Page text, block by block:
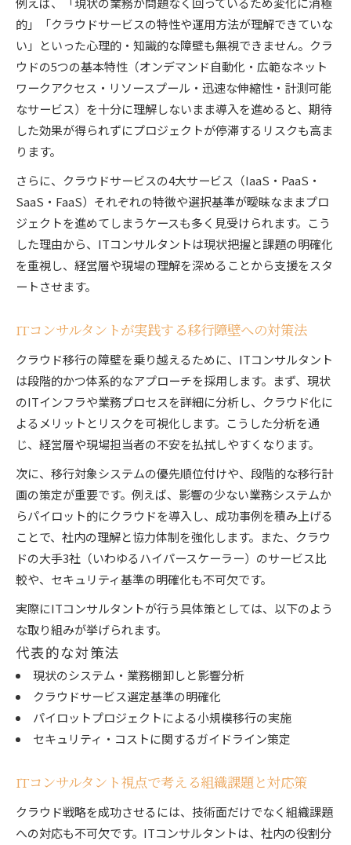
的」「クラウドサービスの特性や運用方法が理解できていな
い」といった心理的・知識的な障壁も無視できません。クラ
ウドの5つの基本特性（オンデマンド自動化・広範なネット
ワークアクセス・リソースプール・迅速な伸縮性・計測可能
なサービス）を十分に理解しないまま導入を進めると、期待
した効果が得られずにプロジェクトが停滞するリスクも高ま
ります。
さらに、クラウドサービスの4大サービス（IaaS・PaaS・
SaaS・FaaS）それぞれの特徴や選択基準が曖昧なままプロ
ジェクトを進めてしまうケースも多く見受けられます。こう
した理由から、ITコンサルタントは現状把握と課題の明確化
を重視し、経営層や現場の理解を深めることから支援をスタ
ートさせます。
ITコンサルタントが実践する移行障壁への対策法
クラウド移行の障壁を乗り越えるために、ITコンサルタント
は段階的かつ体系的なアプローチを採用します。まず、現状
のITインフラや業務プロセスを詳細に分析し、クラウド化に
よるメリットとリスクを可視化します。こうした分析を通
じ、経営層や現場担当者の不安を払拭しやすくなります。
次に、移行対象システムの優先順位付けや、段階的な移行計
画の策定が重要です。例えば、影響の少ない業務システムか
らパイロット的にクラウドを導入し、成功事例を積み上げる
ことで、社内の理解と協力体制を強化します。また、クラウ
ドの大手3社（いわゆるハイパースケーラー）のサービス比
較や、セキュリティ基準の明確化も不可欠です。
実際にITコンサルタントが行う具体策としては、以下のよう
な取り組みが挙げられます。
代表的な対策法
現状のシステム・業務棚卸しと影響分析
クラウドサービス選定基準の明確化
パイロットプロジェクトによる小規模移行の実施
セキュリティ・コストに関するガイドライン策定
ITコンサルタント視点で考える組織課題と対応策
クラウド戦略を成功させるには、技術面だけでなく組織課題
への対応も不可欠です。ITコンサルタントは、社内の役割分